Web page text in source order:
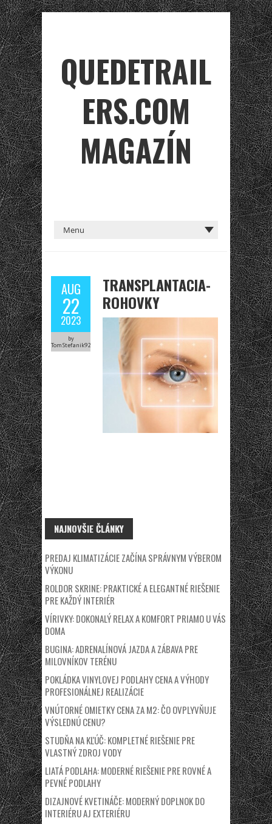
QUEDETRAIL
ERS.COM
MAGAZÍN
AUG
22
2023
by
TomStefanik92
TRANSPLANTACIA-
ROHOVKY
NAJNOVŠIE ČLÁNKY
PREDAJ KLIMATIZÁCIE ZAČÍNA SPRÁVNYM VÝBEROM
VÝKONU
ROLDOR SKRINE: PRAKTICKÉ A ELEGANTNÉ RIEŠENIE
PRE KAŽDÝ INTERIÉR
VÍRIVKY: DOKONALÝ RELAX A KOMFORT PRIAMO U VÁS
DOMA
BUGINA: ADRENALÍNOVÁ JAZDA A ZÁBAVA PRE
MILOVNÍKOV TERÉNU
POKLÁDKA VINYLOVEJ PODLAHY CENA A VÝHODY
PROFESIONÁLNEJ REALIZÁCIE
VNÚTORNÉ OMIETKY CENA ZA M2: ČO OVPLYVŇUJE
VÝSLEDNÚ CENU?
STUDŇA NA KĽÚČ: KOMPLETNÉ RIEŠENIE PRE
VLASTNÝ ZDROJ VODY
LIATÁ PODLAHA: MODERNÉ RIEŠENIE PRE ROVNÉ A
PEVNÉ PODLAHY
DIZAJNOVÉ KVETINÁČE: MODERNÝ DOPLNOK DO
INTERIÉRU AJ EXTERIÉRU